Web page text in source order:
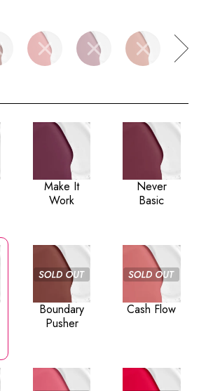
Make It
Work
Never
Basic
Boundary
Pusher
Cash Flow